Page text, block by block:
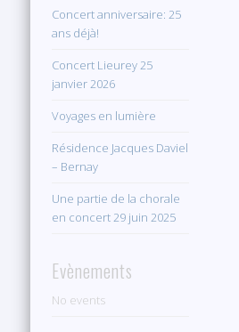
Concert anniversaire: 25
ans déjà!
Concert Lieurey 25
janvier 2026
Voyages en lumière
Résidence Jacques Daviel
– Bernay
Une partie de la chorale
en concert 29 juin 2025
Evènements
No events